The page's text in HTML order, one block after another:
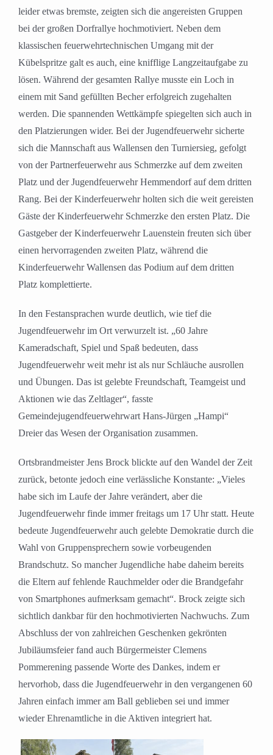
leider etwas bremste, zeigten sich die angereisten Gruppen
bei der großen Dorfrallye hochmotiviert. Neben dem
klassischen feuerwehrtechnischen Umgang mit der
Kübelspritze galt es auch, eine knifflige Langzeitaufgabe zu
lösen. Während der gesamten Rallye musste ein Loch in
einem mit Sand gefüllten Becher erfolgreich zugehalten
werden. Die spannenden Wettkämpfe spiegelten sich auch in
den Platzierungen wider. Bei der Jugendfeuerwehr sicherte
sich die Mannschaft aus Wallensen den Turniersieg, gefolgt
von der Partnerfeuerwehr aus Schmerzke auf dem zweiten
Platz und der Jugendfeuerwehr Hemmendorf auf dem dritten
Rang. Bei der Kinderfeuerwehr holten sich die weit gereisten
Gäste der Kinderfeuerwehr Schmerzke den ersten Platz. Die
Gastgeber der Kinderfeuerwehr Lauenstein freuten sich über
einen hervorragenden zweiten Platz, während die
Kinderfeuerwehr Wallensen das Podium auf dem dritten
Platz komplettierte.
In den Festansprachen wurde deutlich, wie tief die
Jugendfeuerwehr im Ort verwurzelt ist. „60 Jahre
Kameradschaft, Spiel und Spaß bedeuten, dass
Jugendfeuerwehr weit mehr ist als nur Schläuche ausrollen
und Übungen. Das ist gelebte Freundschaft, Teamgeist und
Aktionen wie das Zeltlager“, fasste
Gemeindejugendfeuerwehrwart Hans-Jürgen „Hampi“
Dreier das Wesen der Organisation zusammen.
Ortsbrandmeister Jens Brock blickte auf den Wandel der Zeit
zurück, betonte jedoch eine verlässliche Konstante: „Vieles
habe sich im Laufe der Jahre verändert, aber die
Jugendfeuerwehr finde immer freitags um 17 Uhr statt. Heute
bedeute Jugendfeuerwehr auch gelebte Demokratie durch die
Wahl von Gruppensprechern sowie vorbeugenden
Brandschutz. So mancher Jugendliche habe daheim bereits
die Eltern auf fehlende Rauchmelder oder die Brandgefahr
von Smartphones aufmerksam gemacht“. Brock zeigte sich
sichtlich dankbar für den hochmotivierten Nachwuchs. Zum
Abschluss der von zahlreichen Geschenken gekrönten
Jubiläumsfeier fand auch Bürgermeister Clemens
Pommerening passende Worte des Dankes, indem er
hervorhob, dass die Jugendfeuerwehr in den vergangenen 60
Jahren einfach immer am Ball geblieben sei und immer
wieder Ehrenamtliche in die Aktiven integriert hat.